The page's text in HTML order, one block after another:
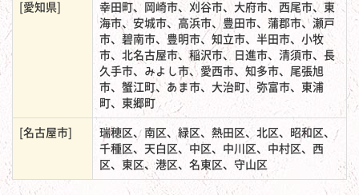
[愛知県]
幸田町、岡崎市、刈谷市、大府市、西尾市、東
海市、安城市、高浜市、豊田市、蒲郡市、瀬戸
市、碧南市、豊明市、知立市、半田市、小牧
市、北名古屋市、稲沢市、日進市、清須市、長
久手市、みよし市、愛西市、知多市、尾張旭
市、蟹江町、あま市、大治町、弥富市、東浦
町、東郷町
[名古屋市]
瑞穂区、南区、緑区、熱田区、北区、昭和区、
千種区、天白区、中区、中川区、中村区、西
区、東区、港区、名東区、守山区